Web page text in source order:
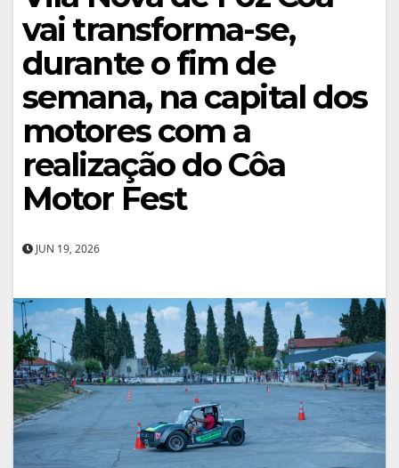
vai transforma-se,
durante o fim de
semana, na capital dos
motores com a
realização do Côa
Motor Fest
JUN 19, 2026